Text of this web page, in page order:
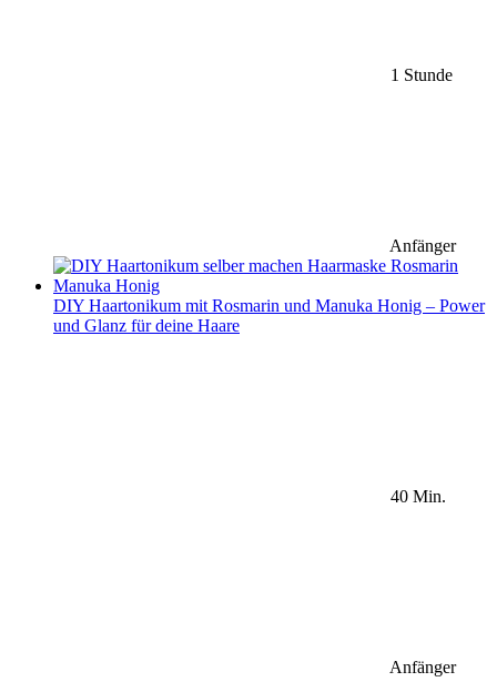
1 Stunde
Anfänger
DIY Haartonikum mit Rosmarin und Manuka Honig – Power
und Glanz für deine Haare
40 Min.
Anfänger